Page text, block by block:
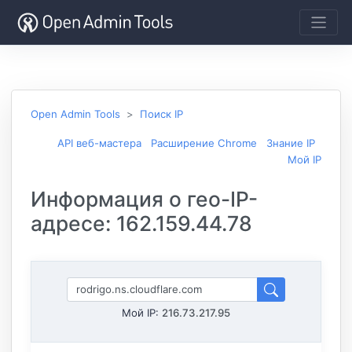
Open Admin Tools Поиск IP
API веб-мастера Расширение Chrome
Знание IP
Мой IP
Информация о гео-IP-
адресе: 162.159.44.78
Мой IP: 216.73.217.95